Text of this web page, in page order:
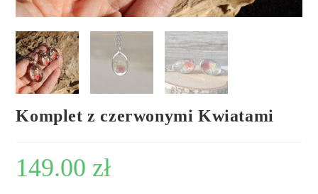
Komplet z czerwonymi Kwiatami
149.00 zł